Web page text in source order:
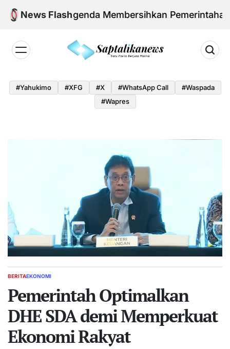
Skip
News Flash
dan Agenda Membersihkan Pemerintahan
#yahukimo #XFG #x #WhatsApp Call
#waspada
#Wapres
POSTED
BERITAEKONOMI
Pemerintah Optimalkan
DHE SDA demi Memperkuat
Ekonomi Rakyat